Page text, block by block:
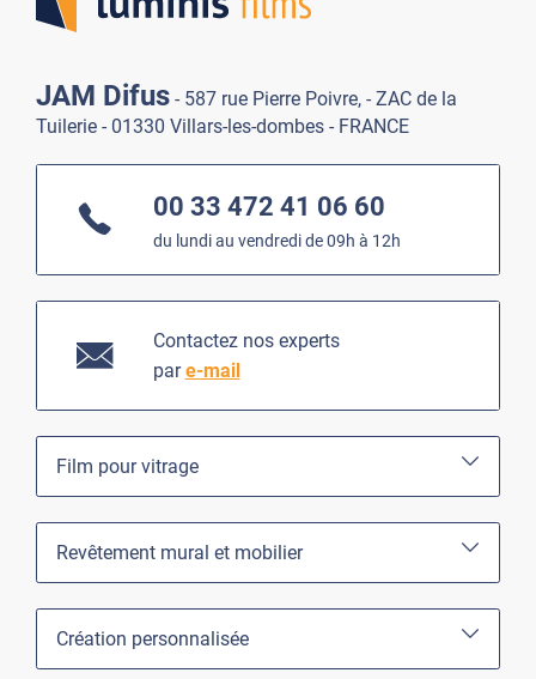
JAM Difus - 587 rue Pierre Poivre, - ZAC de la
Tuilerie - 01330 Villars-les-dombes - FRANCE
00 33 472 41 06 60
du lundi au vendredi de 09h à 12h
Contactez nos experts
pare-mail
Film pour vitrage
Revêtement mural et mobilier
Création personnalisée